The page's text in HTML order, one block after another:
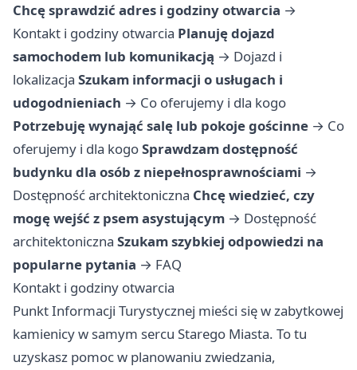
Chcę sprawdzić adres i godziny otwarcia →
Kontakt i godziny otwarcia Planuję dojazd
samochodem lub komunikacją → Dojazd i
lokalizacja Szukam informacji o usługach i
udogodnieniach → Co oferujemy i dla kogo
Potrzebuję wynająć salę lub pokoje gościnne → Co
oferujemy i dla kogoSprawdzam dostępność
budynku dla osób z niepełnosprawnościami →
Dostępność architektoniczna Chcę wiedzieć, czy
mogę wejść z psem asystującym → Dostępność
architektoniczna Szukam szybkiej odpowiedzi na
popularne pytania → FAQ
Kontakt i godziny otwarcia
Punkt Informacji Turystycznej mieści się w zabytkowej
kamienicy w samym sercu Starego Miasta. To tu
uzyskasz pomoc w planowaniu zwiedzania,